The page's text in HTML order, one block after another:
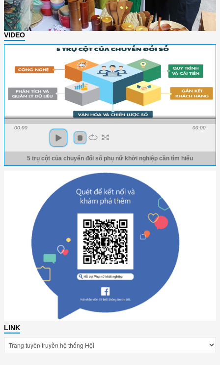
VIDEO
00:00 00:00
5 trụ cột của chuyển đổi số phụ nữ khởi nghiệp cần tìm hiểu
LINK